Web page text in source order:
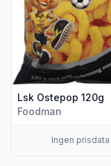
Lsk Ostepop 120g
Foodman
Ingen prisdata